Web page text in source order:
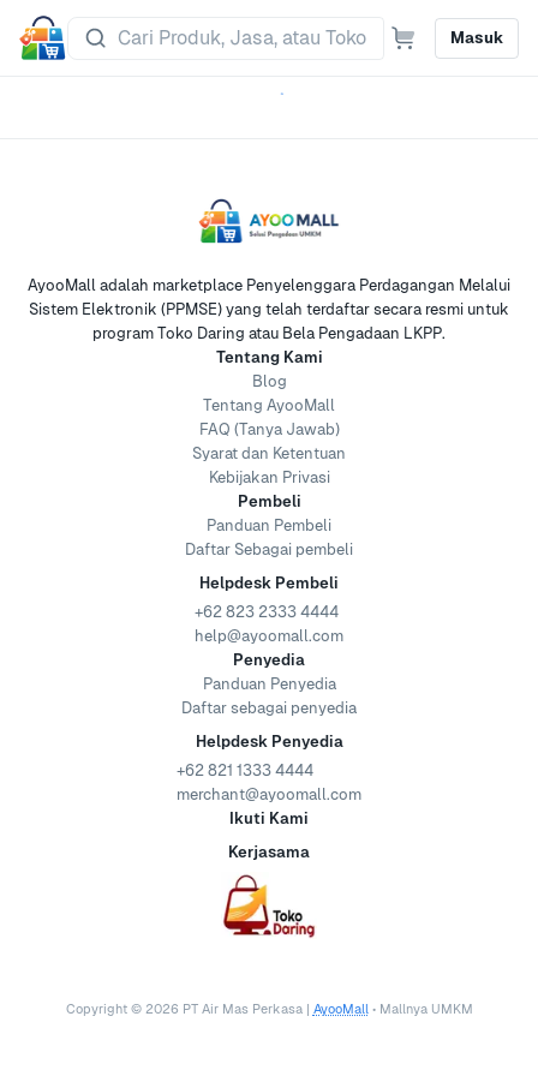
Masuk
AyooMall adalah marketplace Penyelenggara Perdagangan Melalui
Sistem Elektronik (PPMSE) yang telah terdaftar secara resmi untuk
program Toko Daring atau Bela Pengadaan LKPP.
Tentang Kami
Blog
Tentang AyooMall
FAQ (Tanya Jawab)
Syarat dan Ketentuan
Kebijakan Privasi
Pembeli
Panduan Pembeli
Daftar Sebagai pembeli
Helpdesk Pembeli
+62 823 2333 4444
help@ayoomall.com
Penyedia
Panduan Penyedia
Daftar sebagai penyedia
Helpdesk Penyedia
+62 821 1333 4444
merchant@ayoomall.com
Ikuti Kami
Kerjasama
Copyright © 2026 PT Air Mas Perkasa | AyooMall • Mallnya UMKM